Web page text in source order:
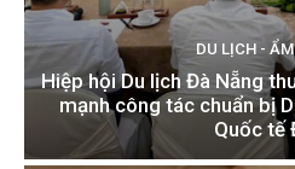
DU LỊCH -
Hiệp hội Du lịch Đà Nẵng
mạnh công tác chuẩn bị
Quốc tế